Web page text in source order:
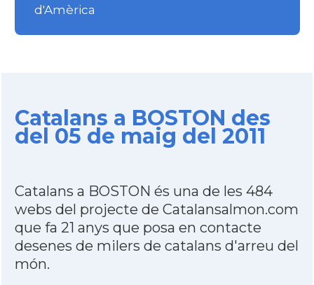
d'Amèrica
Catalans a BOSTON des
del 05 de maig del 2011
Catalans a BOSTON és una de les 484
webs del projecte de Catalansalmon.com
que fa 21 anys que posa en contacte
desenes de milers de catalans d'arreu del
món.